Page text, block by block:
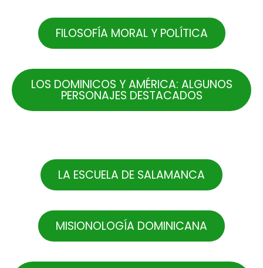
FILOSOFÍA MORAL Y POLÍTICA
LOS DOMINICOS Y AMÉRICA: ALGUNOS
PERSONAJES DESTACADOS
LA ESCUELA DE SALAMANCA
MISIONOLOGÍA DOMINICANA